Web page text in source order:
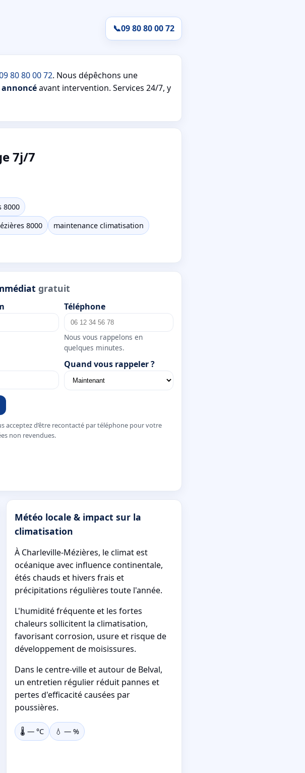
📞09 80 80 00 72
80 80 00 72. Nous dépêchons une
annoncéavant intervention. Services 24/7, y
7j/7
8000
8000
maintenance climatisation
gratuit
Téléphone
Nous vous rappelons en
quelques minutes.
Quand vous rappeler ?
acceptez d’être recontacté par téléphone pour votre
non revendues.
Météo locale & impact sur la
climatisation
À Charleville-Mézières, le climat est
océanique avec influence continentale,
étés chauds et hivers frais et
précipitations régulières toute l'année.
L'humidité fréquente et les fortes
chaleurs sollicitent la climatisation,
favorisant corrosion, usure et risque de
développement de moisissures.
Dans le centre-ville et autour de Belval,
un entretien régulier réduit pannes et
pertes d'efficacité causées par
poussières.
🌡️ —°C 💧 —%